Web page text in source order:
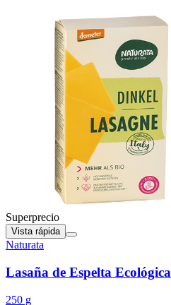
Superprecio
Vista rápida
Naturata
Lasaña de Espelta Ecológica
250 g